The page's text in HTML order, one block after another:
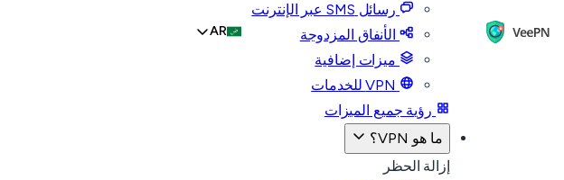
رسائل SMS عبر الإنترنت
الأنفاق المزدوجة
ميزات إضافية
رؤية جميع الميزات
ما هو VPN؟
إزالة الحظر
AR